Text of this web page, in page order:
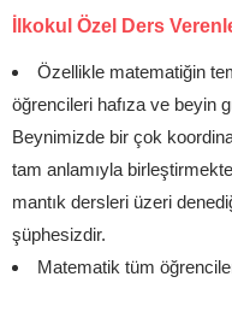
İlkokul Özel Ders
Özellikle matematiğin
öğrencileri hafıza ve beyin
Beynimizde bir çok
tam anlamıyla
mantık dersleri üzeri
şüphesizdir.
Matematik tüm